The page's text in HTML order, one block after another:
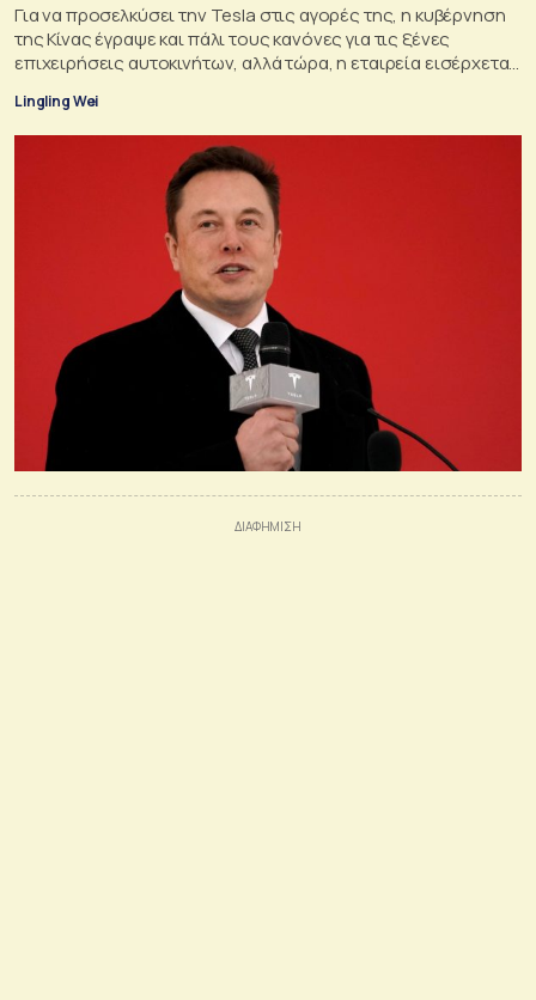
Για να προσελκύσει την Tesla στις αγορές της, η κυβέρνηση
της Κίνας έγραψε και πάλι τους κανόνες για τις ξένες
επιχειρήσεις αυτοκινήτων, αλλά τώρα, η εταιρεία εισέρχεται
Lingling Wei